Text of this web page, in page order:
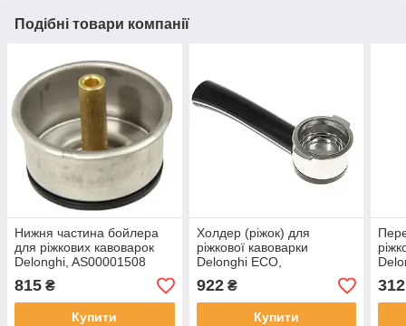
Подібні товари компанії
Нижня частина бойлера
для ріжкових кавоварок
Delonghi, AS00001508
815 ₴
Купити
Холдер (ріжок) для
ріжкової кавоварки
Delonghi ECO,
922₴
Купити
312